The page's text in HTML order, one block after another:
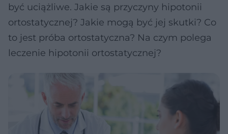
być uciążliwe. Jakie są przyczyny hipotonii
ortostatycznej? Jakie mogą być jej skutki? Co
to jest próba ortostatyczna? Na czym polega
leczenie hipotonii ortostatycznej?